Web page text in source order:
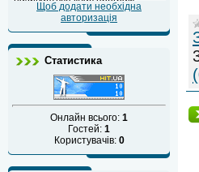
Щоб додати необхідна
авторизація
Статистика
Онлайн всього: 1
Гостей: 1
Користувачів: 0